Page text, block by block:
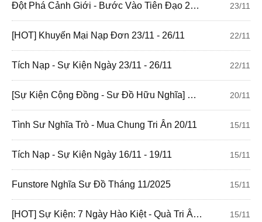
Đột Phá Cảnh Giới - Bước Vào Tiên Đạo 23/11 23/11
[HOT] Khuyến Mại Nạp Đơn 23/11 - 26/11 22/11
Tích Nạp - Sự Kiện Ngày 23/11 - 26/11 22/11
[Sự Kiện Cộng Đồng - Sư Đồ Hữu Nghĩa] Ghép Hoa Chào Mừng Ngày Nhà Giáo Việt Nam 20/11 20/11
Tình Sư Nghĩa Trò - Mua Chung Tri Ân 20/11 15/11
Tích Nạp - Sự Kiện Ngày 16/11 - 19/11 15/11
Funstore Nghĩa Sư Đồ Tháng 11/2025 15/11
[HOT] Sự Kiện: 7 Ngày Hào Kiệt - Quà Tri Ân Đại Trượng Phu 15/11